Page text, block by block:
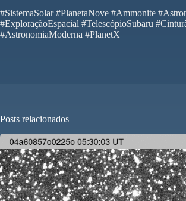
#SistemaSolar #PlanetaNove #Ammonite
#ExploraçãoEspacial #TelescópioSubaru
#AstronomiaModerna #PlanetX
Posts relacionados